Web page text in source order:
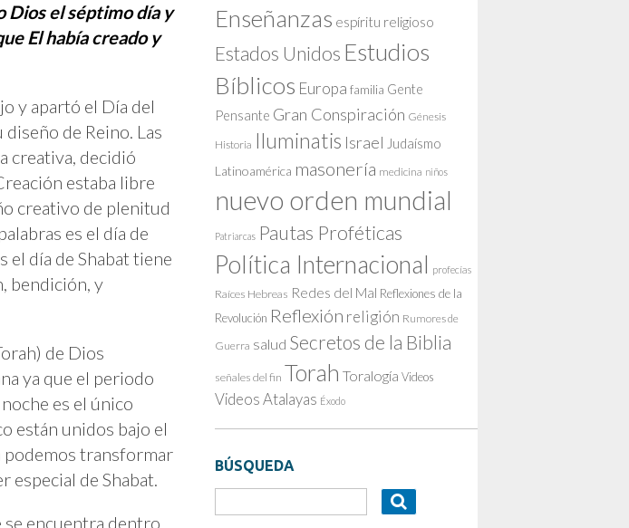
Dios el séptimo día y
El había creado y
y apartó el Día del
de Reino. Las
creativa, decidió
estaba libre
creativo de plenitud
es el día de
el día de Shabat tiene
bendición, y
de Dios
ya que el periodo
es el único
están unidos bajo el
podemos transformar
especial de Shabat.
se encuentra dentro
Enseñanzas espíritu religioso
Estados Unidos Estudios
Bíblicos Europa familia Gente
Pensante Gran Conspiración Génesis
Historia Iluminatis Israel Judaísmo
Latinoamérica masonería medicina niños
nuevo orden mundial
Patriarcas Pautas Proféticas
Política Internacional profecías
Raíces Hebreas Redes del Mal Reflexiones de la
Revolución Reflexión religión Rumores de
Guerra salud Secretos de la Biblia
señales del fin Torah Toralogía Videos
Videos Atalayas Éxodo
BÚSQUEDA